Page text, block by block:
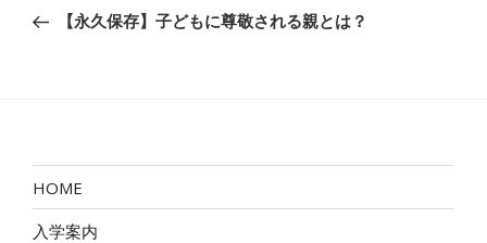
ナ
ョ
ン
の
【永久保存】子どもに尊敬される親とは？
HOME
入学案内